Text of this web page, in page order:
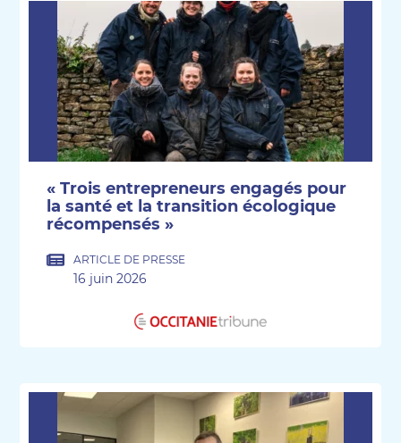
« Trois entrepreneurs engagés pour
la santé et la transition écologique
récompensés »
ARTICLE DE PRESSE
16 juin 2026